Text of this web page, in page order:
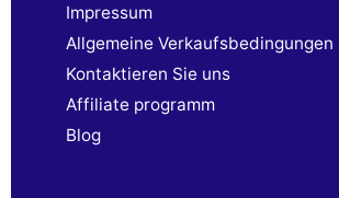
Impressum
Allgemeine Verkaufsbedingungen
Kontaktieren Sie uns
Affiliate programm
Blog